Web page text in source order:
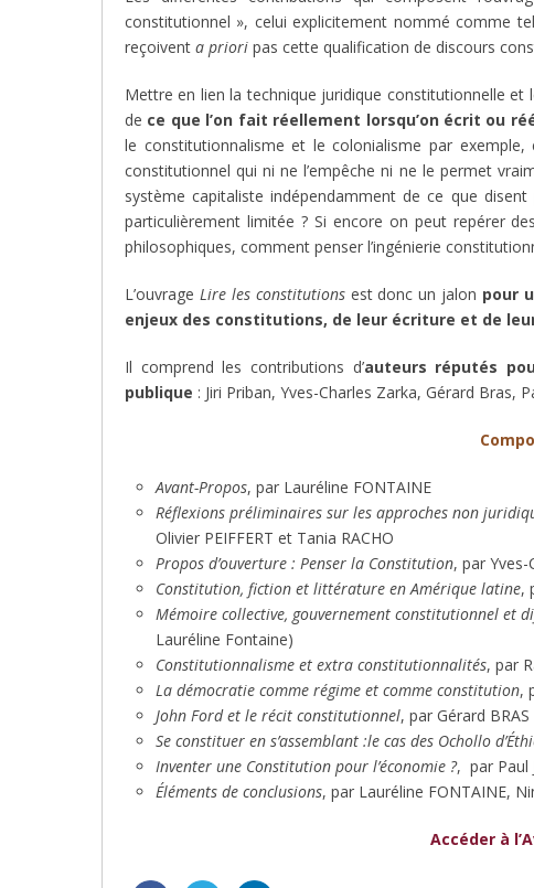
constitutionnel », celui explicitement nommé comme
reçoivent a priori pas cette qualification de discours
Mettre en lien la technique juridique constitutionnelle
de ce que l’on fait réellement lorsqu’on écrit ou
le constitutionnalisme et le colonialisme par
constitutionnel qui ni ne l’empêche ni ne le permet
système capitaliste indépendamment de ce que
particulièrement limitée ? Si encore on peut repérer
philosophiques, comment penser l’ingénierie
L’ouvrage Lire les constitutionsest donc un jalon pour
enjeux des constitutions, de leur écriture et de
Il comprend les contributions d’auteurs réputés
publique : Jiri Priban, Yves-Charles Zarka, Gérard Bras,
Avant-Propos, par Lauréline FONTAINE
Réflexions préliminaires sur les approches non
Olivier PEIFFERT et Tania RACHO
Propos d’ouverture : Penser la Constitution, par Yves-
Constitution, fiction et littérature en Amérique latine,
Mémoire collective, gouvernement constitutionnel et
Lauréline Fontaine)
Constitutionnalisme et extra constitutionnalités, par
La démocratie comme régime et comme constitution,
John Ford et le récit constitutionnel, par Gérard BRAS
Se constituer en s’assemblant :le cas des Ochollo
Inventer une Constitution pour l’économie ?, par Paul
Éléments de conclusions, par Lauréline FONTAINE,
Accéder à